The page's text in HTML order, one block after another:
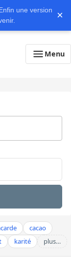
une version
×
Menu
cacao
karité plus…